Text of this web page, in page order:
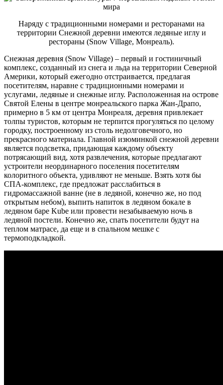
Наряду с традиционными номерами и ресторанами на
территории Снежной деревни имеются ледяные иглу и
рестораны (Snow Village, Монреаль).
Снежная деревня (Snow Village) – первый и гостиничный
комплекс, созданный из снега и льда на территории Северной
Америки, который ежегодно отстраивается, предлагая
посетителям, наравне с традиционными номерами и
услугами, ледяные и снежные иглу. Расположенная на острове
Святой Елены в центре монреальского парка Жан-Драпо,
примерно в 5 км от центра Монреаля, деревня привлекает
толпы туристов, которым не терпится прогуляться по целому
городку, построенному из столь недолговечного, но
прекрасного материала. Главной изюминкой снежной деревни
является подсветка, придающая каждому объекту
потрясающий вид, хотя развлечения, которые предлагают
устроители неординарного поселения посетителям
колоритного объекта, удивляют не меньше. Взять хотя бы
СПА-комплекс, где предложат расслабиться в
гидромассажной ванне (не в ледяной, конечно же, но под
открытым небом), выпить напиток в ледяном бокале в
ледяном баре Kube или провести незабываемую ночь в
ледяной постели. Конечно же, спать посетители будут на
теплом матрасе, да еще и в спальном мешке с
термоподкладкой.